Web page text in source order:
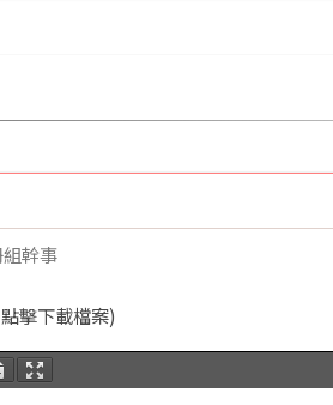
幹事
擊下載檔案)